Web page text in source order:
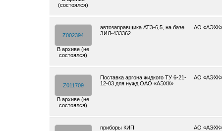
(состоялся)
Z002394
В архиве (не
состоялся)
автозаправщика АТЗ-6,5, на базе
ЗИЛ-433362
АО
Z011709
В архиве (не
состоялся)
Поставка аргона жидкого ТУ 6-21-
12-03 для нужд ОАО «АЭХК»
АО
приборы КИП АО